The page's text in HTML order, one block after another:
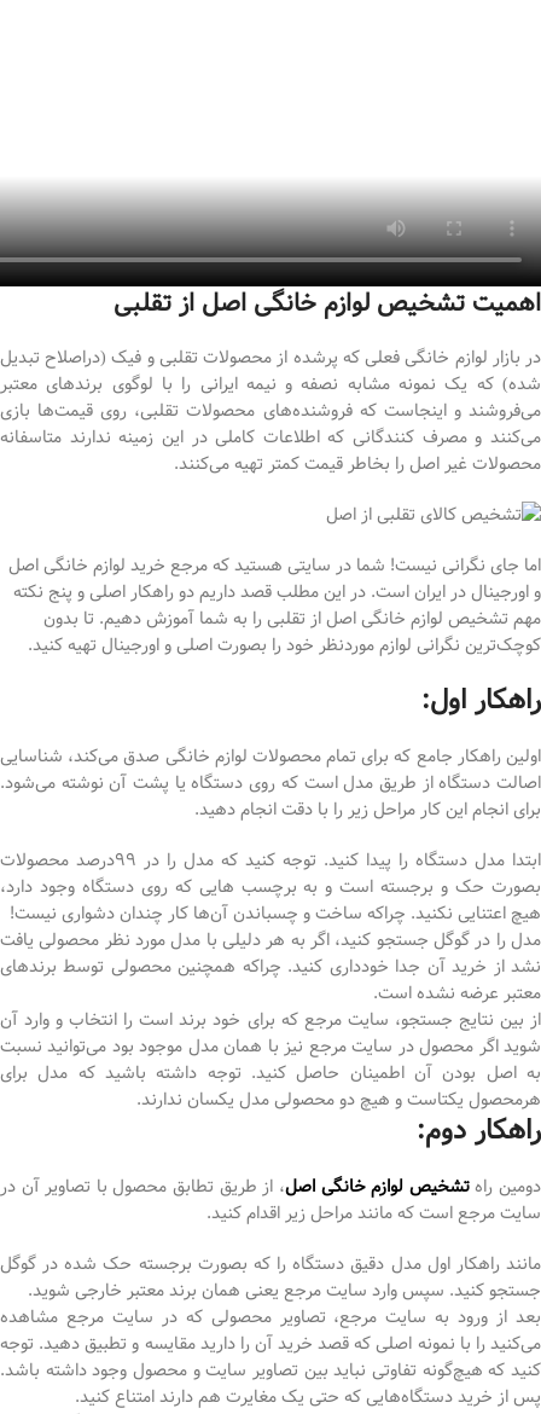
اهمیت تشخیص لوازم خانگی اصل از تقلبی
در بازار لوازم خانگی فعلی که پرشده از محصولات تقلبی و فیک (دراصلاح تبدیل
شده) که یک نمونه مشابه نصفه و نیمه ایرانی را با لوگوی برندهای معتبر
می‌فروشند و اینجاست که فروشنده‌های محصولات تقلبی، روی قیمت‌ها بازی
می‌کنند و مصرف کنندگانی که اطلاعات کاملی در این زمینه ندارند متاسفانه
محصولات غیر اصل را بخاطر قیمت کمتر تهیه می‌کنند.
اما جای نگرانی نیست! شما در سایتی هستید که مرجع خرید لوازم خانگی اصل
و اورجینال در ایران است. در این مطلب قصد داریم دو راهکار اصلی و پنج نکته
مهم تشخیص لوازم خانگی اصل از تقلبی را به شما آموزش دهیم. تا بدون
کوچک‌ترین نگرانی لوازم موردنظر خود را بصورت اصلی و اورجینال تهیه کنید.
راهکار اول:
اولین راهکار جامع که برای تمام محصولات لوازم خانگی صدق می‌کند، شناسایی
اصالت دستگاه از طریق مدل است که روی دستگاه یا پشت آن نوشته می‌شود.
برای انجام این کار مراحل زیر را با دقت انجام دهید.
ابتدا مدل دستگاه را پیدا کنید. توجه کنید که مدل را در 99درصد محصولات
بصورت حک و برجسته است و به برچسب هایی که روی دستگاه وجود دارد،
هیچ اعتنایی نکنید. چراکه ساخت و چسباندن آن‌ها کار چندان دشواری نیست!
مدل را در گوگل جستجو کنید، اگر به هر دلیلی با مدل مورد نظر محصولی یافت
نشد از خرید آن جدا خودداری کنید. چراکه همچنین محصولی توسط برندهای
معتبر عرضه نشده است.
از بین نتایج جستجو، سایت مرجع که برای خود برند است را انتخاب و وارد آن
شوید اگر محصول در سایت مرجع نیز با همان مدل موجود بود می‌توانید نسبت
به اصل بودن آن اطمینان حاصل کنید. توجه داشته باشید که مدل برای
هرمحصول یکتاست و هیچ دو محصولی مدل یکسان ندارند.
راهکار دوم:
دومین راهتشخیص لوازم خانگی اصل، از طریق تطابق محصول با تصاویر آن در
سایت مرجع است که مانند مراحل زیر اقدام کنید.
مانند راهکار اول مدل دقیق دستگاه را که بصورت برجسته حک شده در گوگل
جستجو کنید. سپس وارد سایت مرجع یعنی همان برند معتبر خارجی شوید.
بعد از ورود به سایت مرجع، تصاویر محصولی که در سایت مرجع مشاهده
می‌کنید را با نمونه اصلی که قصد خرید آن را دارید مقایسه و تطبیق دهید. توجه
کنید که هیچ‌گونه تفاوتی نباید بین تصاویر سایت و محصول وجود داشته باشد.
پس از خرید دستگاه‌هایی که حتی یک مغایرت هم دارند امتناع کنید.